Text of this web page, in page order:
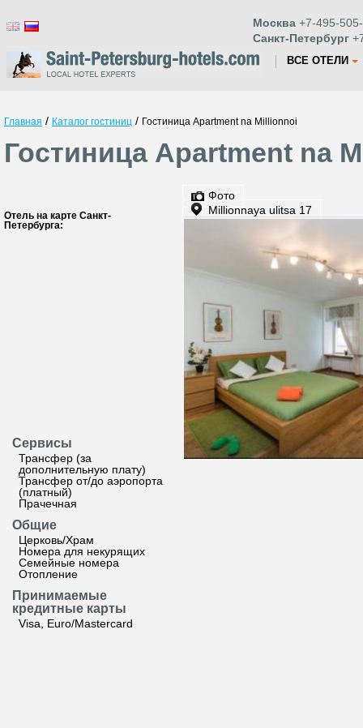
Москва +7-495-
Санкт-Петербург
ВСЕ ОТЕЛИ
Главная / Каталог гостиниц / Гостиница Apartment na Millionnoi
Гостиница Apartment na
Отель на карте Санкт-
Петербурга:
Сервисы
Трансфер (за
дополнительную плату)
Трансфер от/до аэропорта
(платный)
Прачечная
Общие
Церковь/Храм
Номера для некурящих
Семейные номера
Отопление
Принимаемые
кредитные карты
Visa, Euro/Mastercard
Фото
Millionnaya ulitsa 17